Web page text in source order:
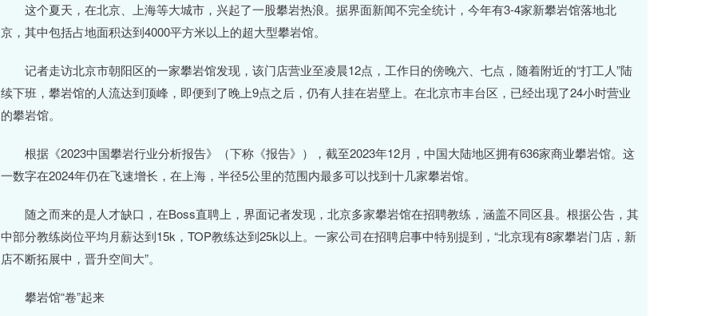
这个夏天，在北京、上海等大城市，兴起了一股攀岩热浪。据界面新闻不完全统计，今年有3-4家新攀岩馆落地北
京，其中包括占地面积达到4000平方米以上的超大型攀岩馆。
记者走访北京市朝阳区的一家攀岩馆发现，该门店营业至凌晨12点，工作日的傍晚六、七点，随着附近的“打工人”陆
续下班，攀岩馆的人流达到顶峰，即便到了晚上9点之后，仍有人挂在岩壁上。在北京市丰台区，已经出现了24小时营业
的攀岩馆。
根据《2023中国攀岩行业分析报告》（下称《报告》），截至2023年12月，中国大陆地区拥有636家商业攀岩馆。这
一数字在2024年仍在飞速增长，在上海，半径5公里的范围内最多可以找到十几家攀岩馆。
随之而来的是人才缺口，在Boss直聘上，界面记者发现，北京多家攀岩馆在招聘教练，涵盖不同区县。根据公告，其
中部分教练岗位平均月薪达到15k，TOP教练达到25k以上。一家公司在招聘启事中特别提到，“北京现有8家攀岩门店，新
店不断拓展中，晋升空间大”。
攀岩馆“卷”起来